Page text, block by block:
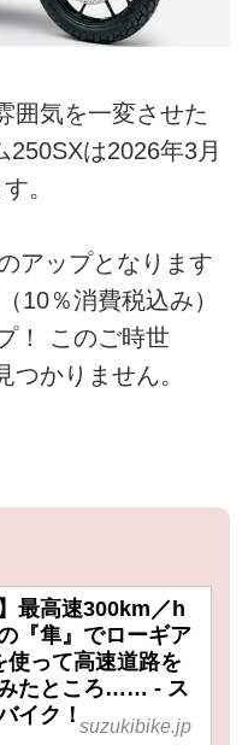
囲気を一変させた
は2026年3月
。
アップとなります
10％消費税込み）
！ このご時世
かりません。
】最高速300km／h
『隼』でローギア
使って高速道路を
たところ…… - ス
イク！ suzukibike.jp